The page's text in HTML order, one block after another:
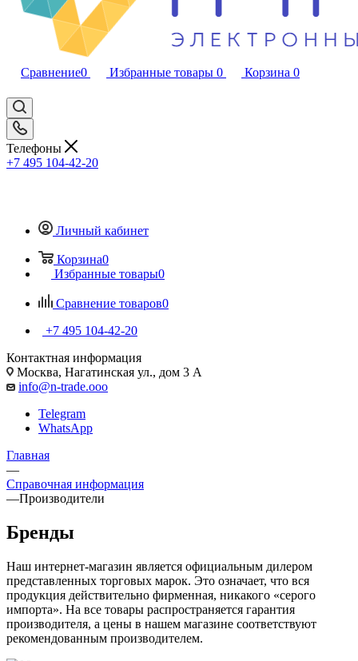
Сравнение0 Избранные товары 0 Корзина 0
Телефоны
+7 495 104-42-20
Личный кабинет
Корзина0
Избранные товары0
Сравнение товаров0
+7 495 104-42-20
Контактная информация
Москва, Нагатинская ул., дом 3 А
info@n-trade.ooo
Telegram
WhatsApp
Главная
—
Справочная информация
—Производители
Бренды
Наш интернет-магазин является официальным дилером
представленных торговых марок. Это означает, что вся
продукция действительно фирменная, никакого «серого
импорта». На все товары распространяется гарантия
производителя, а цены в нашем магазине соответствуют
рекомендованным производителем.